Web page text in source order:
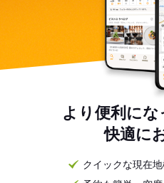
より便利に
快適に
クイックな現在